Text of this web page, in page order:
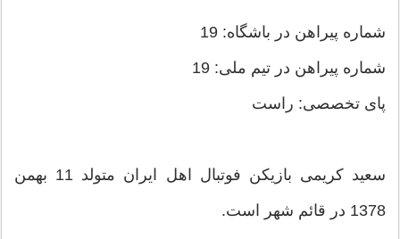
شماره پیراهن در باشگاه: 19
شماره پیراهن در تیم ملی: 19
پای تخصصی: راست
سعید کریمی بازیکن فوتبال اهل ایران متولد 11 بهمن
1378 در قائم شهر است.